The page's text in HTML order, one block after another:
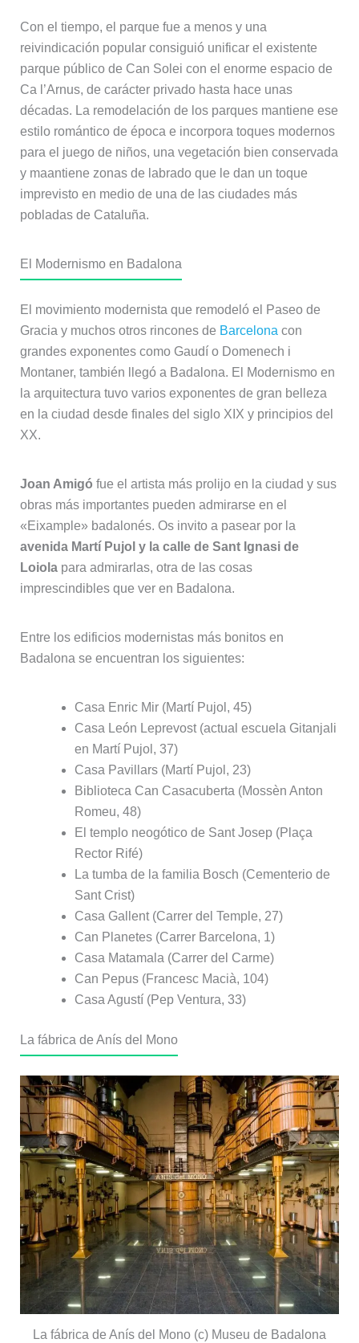
Con el tiempo, el parque fue a menos y una
reivindicación popular consiguió unificar el existente
parque público de Can Solei con el enorme espacio de
Ca l’Arnus, de carácter privado hasta hace unas
décadas. La remodelación de los parques mantiene ese
estilo romántico de época e incorpora toques modernos
para el juego de niños, una vegetación bien conservada
y maantiene zonas de labrado que le dan un toque
imprevisto en medio de una de las ciudades más
pobladas de Cataluña.
El Modernismo en Badalona
El movimiento modernista que remodeló el Paseo de
Gracia y muchos otros rincones de Barcelona con
grandes exponentes como Gaudí o Domenech i
Montaner, también llegó a Badalona. El Modernismo en
la arquitectura tuvo varios exponentes de gran belleza
en la ciudad desde finales del siglo XIX y principios del
XX.
Joan Amigó fue el artista más prolijo en la ciudad y sus
obras más importantes pueden admirarse en el
«Eixample» badalonés. Os invito a pasear por la
avenida Martí Pujol y la calle de Sant Ignasi de
Loiolapara admirarlas, otra de las cosas
imprescindibles que ver en Badalona.
Entre los edificios modernistas más bonitos en
Badalona se encuentran los siguientes:
Casa Enric Mir (Martí Pujol, 45)
Casa León Leprevost (actual escuela Gitanjali
en Martí Pujol, 37)
Casa Pavillars (Martí Pujol, 23)
Biblioteca Can Casacuberta (Mossèn Anton
Romeu, 48)
El templo neogótico de Sant Josep (Plaça
Rector Rifé)
La tumba de la familia Bosch (Cementerio de
Sant Crist)
Casa Gallent (Carrer del Temple, 27)
Can Planetes (Carrer Barcelona, 1)
Casa Matamala (Carrer del Carme)
Can Pepus (Francesc Macià, 104)
Casa Agustí (Pep Ventura, 33)
La fábrica de Anís del Mono
La fábrica de Anís del Mono (c) Museu de Badalona